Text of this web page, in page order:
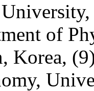
of
Korea,